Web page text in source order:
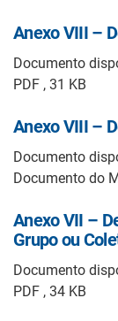
Anexo VIII –
Documento
PDF , 31 KB
Anexo VIII –
Documento
Documento do
Anexo VII –
Grupo ou
Documento
PDF , 34 KB